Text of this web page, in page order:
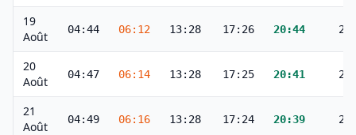
19
Août
04:44 06:12 13:28 17:26 20:44
20
Août
04:47 06:14 13:28 17:25 20:41
21
Août
04:49 06:16 13:28 17:24 20:39